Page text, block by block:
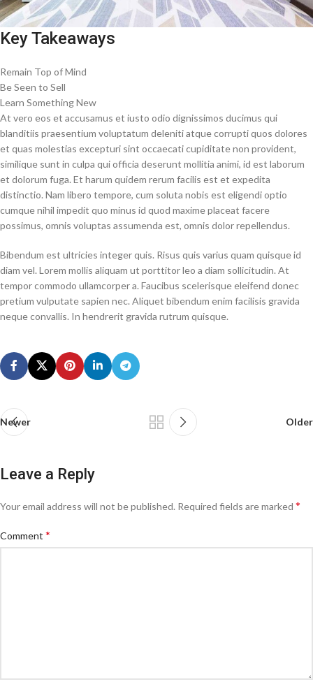
Key Takeaways
Remain Top of Mind
Be Seen to Sell
Learn Something New
At vero eos et accusamus et iusto odio dignissimos ducimus qui
blanditiis praesentium voluptatum deleniti atque corrupti quos dolores
et quas molestias excepturi sint occaecati cupiditate non provident,
similique sunt in culpa qui officia deserunt mollitia animi, id est laborum
et dolorum fuga. Et harum quidem rerum facilis est et expedita
distinctio. Nam libero tempore, cum soluta nobis est eligendi optio
cumque nihil impedit quo minus id quod maxime placeat facere
possimus, omnis voluptas assumenda est, omnis dolor repellendus.
Bibendum est ultricies integer quis. Risus quis varius quam quisque id
diam vel. Lorem mollis aliquam ut porttitor leo a diam sollicitudin. At
tempor commodo ullamcorper a. Faucibus scelerisque eleifend donec
pretium vulputate sapien nec. Aliquet bibendum enim facilisis gravida
neque convallis. In hendrerit gravida rutrum quisque.
Newer Older
Leave a Reply
Your email address will not be published. Required fields are marked *
Comment *